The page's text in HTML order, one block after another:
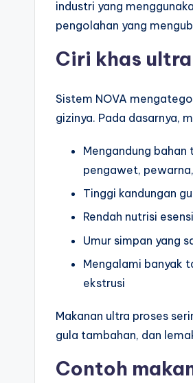
industri yang
pengolahan yang
Ciri khas
Sistem NOVA
gizinya. Pada dasarnya,
Mengandung
pengawet,
Tinggi kandungan
Rendah nutrisi
Umur simpan yang
Mengalami banyak
ekstrusi
Makanan ultra proses
gula tambahan, dan
Contoh